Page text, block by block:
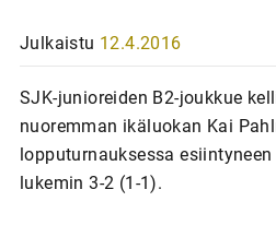
Julkaistu 12.4.2016
SJK-junioreiden B2-joukkue
nuoremman ikäluokan Kai
lopputurnauksessa
lukemin 3-2 (1-1).